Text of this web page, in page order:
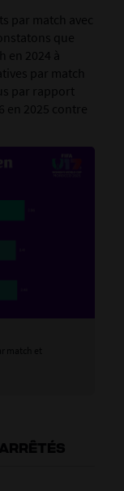
par match avec
que
en 2024 à
par match
par rapport
en 2025 contre